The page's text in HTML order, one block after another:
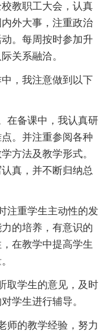
教职工大会，认真
外大事，注重政治
。每周按时参加升
关系融洽。
，我注意做到以下
在备课中，我认真研
。并注重参阅各种
方法及教学形式。
真，并不断归纳总
注重学生主动性的发
的培养，有意识的
在教学中提高学生
取学生的意见，及时
学生进行辅导。
师的教学经验，努力